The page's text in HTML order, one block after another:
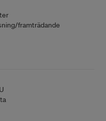
framträdande